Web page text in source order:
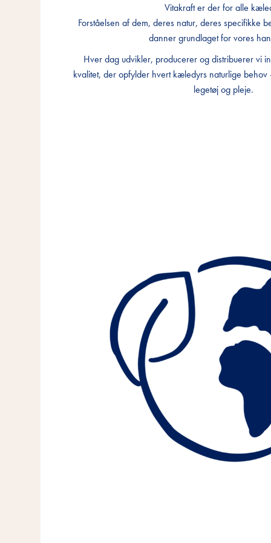
Vitakraft er der for alle
Forståelsen af dem, deres natur, deres specifikke
danner grundlaget for vores
Hver dag udvikler, producerer og distribuerer vi
kvalitet, der opfylder hvert kæledyrs naturlige behov
legetøj og pleje.
Vitakraft er der for alle
Forståelsen af dem, deres natur, deres specifikke
danner grundlaget for vores
Hver dag udvikler, producerer og distribuerer vi
kvalitet, der opfylder hvert kæledyrs naturlige behov
legetøj og pleje.
Vitakraft er der for alle
Forståelsen af dem, deres natur, deres specifikke
danner grundlaget for vores
Hver dag udvikler, producerer og distribuerer vi
kvalitet, der opfylder hvert kæledyrs naturlige behov
legetøj og pleje.